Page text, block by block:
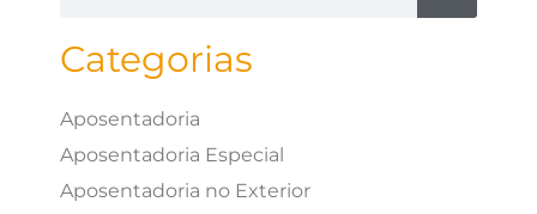
Categorias
Aposentadoria
Aposentadoria Especial
Aposentadoria no Exterior